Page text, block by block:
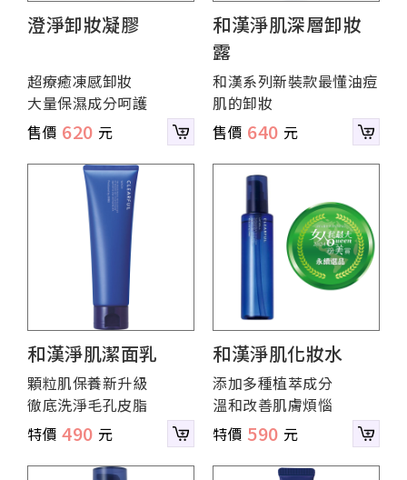
澄淨卸妝凝膠
超療癒凍感卸妝
大量保濕成分呵護
620
和漢淨肌深層卸妝
露
和漢系列新裝款最懂油痘
肌的卸妝
640
和漢淨肌潔面乳
顆粒肌保養新升級
徹底洗淨毛孔皮脂
490
和漢淨肌化妝水
添加多種植萃成分
溫和改善肌膚煩惱
590